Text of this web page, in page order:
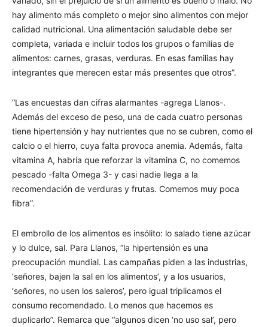
hay alimento más completo o mejor sino alimentos con mejor
calidad nutricional. Una alimentación saludable debe ser
completa, variada e incluir todos los grupos o familias de
alimentos: carnes, grasas, verduras. En esas familias hay
integrantes que merecen estar más presentes que otros”.
“Las encuestas dan cifras alarmantes -agrega Llanos-.
Además del exceso de peso, una de cada cuatro personas
tiene hipertensión y hay nutrientes que no se cubren, como el
calcio o el hierro, cuya falta provoca anemia. Además, falta
vitamina A, habría que reforzar la vitamina C, no comemos
pescado -falta Omega 3- y casi nadie llega a la
recomendación de verduras y frutas. Comemos muy poca
fibra”.
El embrollo de los alimentos es insólito: lo salado tiene azúcar
y lo dulce, sal. Para Llanos, “la hipertensión es una
preocupación mundial. Las campañas piden a las industrias,
‘señores, bajen la sal en los alimentos’, y a los usuarios,
‘señores, no usen los saleros’, pero igual triplicamos el
consumo recomendado. Lo menos que hacemos es
duplicarlo”. Remarca que “algunos dicen ‘no uso sal’, pero